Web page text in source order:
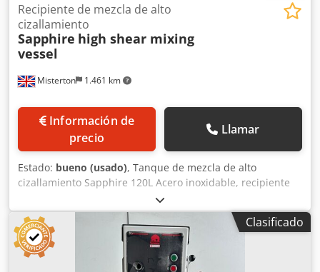
Misterton 1.461 km
Recipiente de mezcla de alto
cizallamiento
Sapphire high shear mixing
vessel
Información de
precio
Llamar
Estado: bueno (usado), Tanque de mezcla de alto
cizallamiento Sapphire 120L Acero inoxidable, recipiente
de mezcla de alto cizallamiento, mezclador de velocidad
variable, recipiente a presión, enchaquetado con ajustes
de temperatura ajustables, alto cizallamiento montado en
la parte inferior, descarga inferior central, móvil, 1Ph
Dcsdpfx Asrwz Rdokcjk
Clasificado